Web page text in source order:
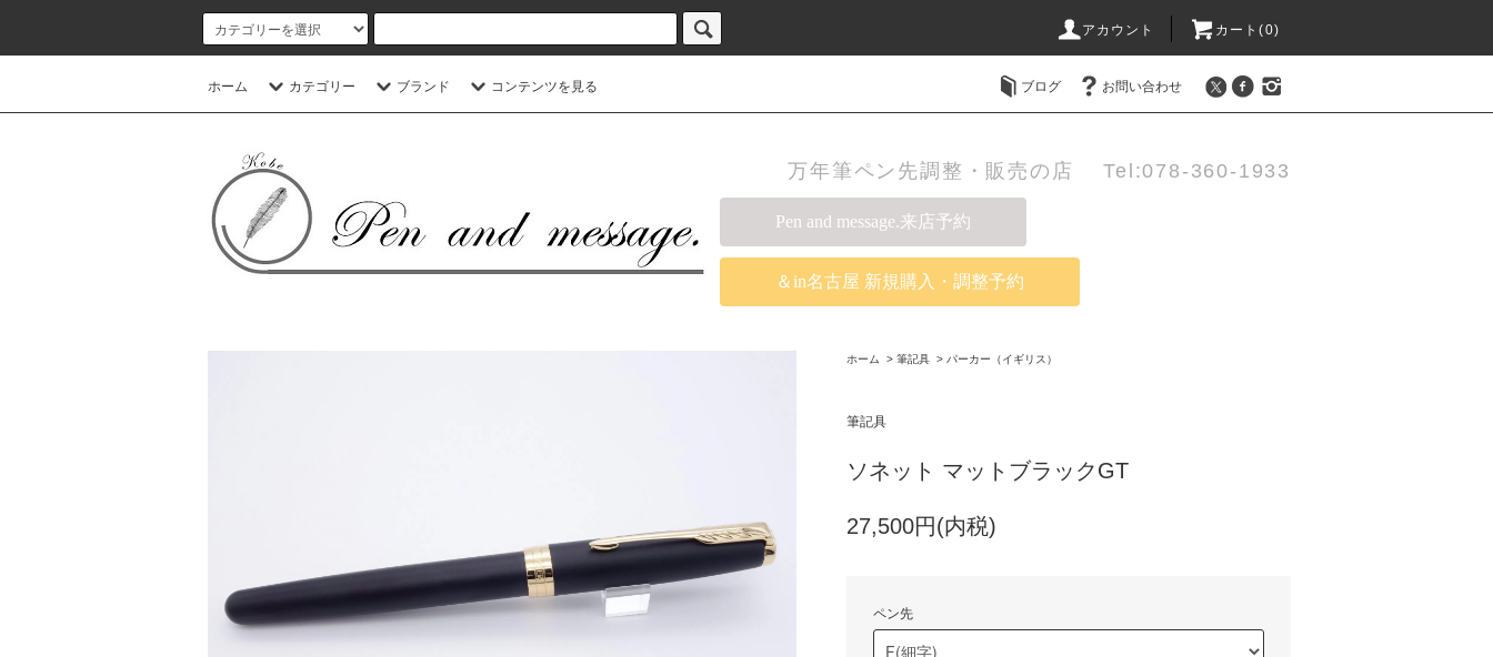
アカウント カート(0)
ホーム カテゴリー ブランド コンテンツを見る ブログ お問い合わせ
万年筆ペン先調整・販売の店 Tel:078-360-1933
Pen and message.来店予約
＆in名古屋 新規購入・調整予約
ホーム > 筆記具 > パーカー（イギリス）
筆記具
ソネット マットブラックGT
27,500円(内税)
ペン先